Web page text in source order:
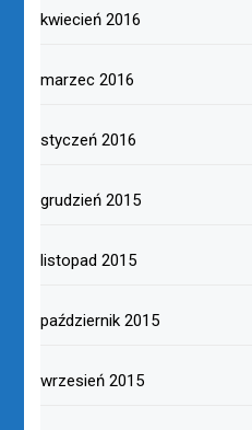
kwiecień 2016
marzec 2016
styczeń 2016
grudzień 2015
listopad 2015
październik 2015
wrzesień 2015